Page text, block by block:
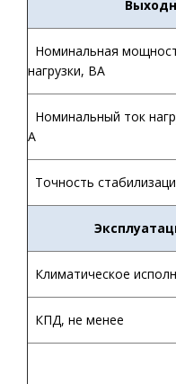
Номинальная
нагрузки, ВА
Номинальный ток
А
Точность
Климатическое
КПД, не менее